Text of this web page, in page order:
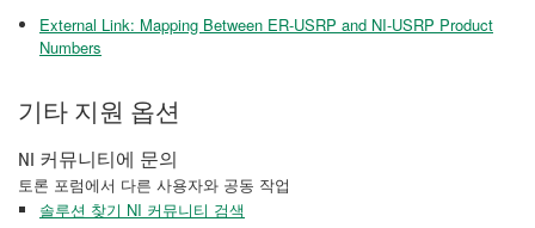
External Link: Mapping Between ER-USRP and NI-USRP Product
Numbers
기타 지원 옵션
NI 커뮤니티에 문의
토론 포럼에서 다른 사용자와 공동 작업
솔루션 찾기 NI 커뮤니티 검색